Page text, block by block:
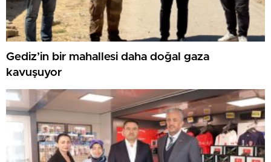
Gediz’in bir mahallesi daha doğal gaza
kavuşuyor